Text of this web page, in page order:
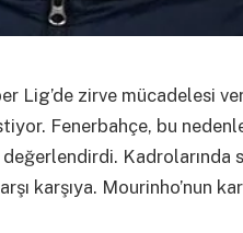
Lig’de zirve mücadelesi
Fenerbahçe, bu
Kadrolarında
karşıya. Mourinho’nun